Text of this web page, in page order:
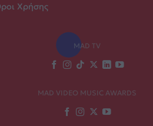
Χρήσης
MAD TV
MAD VIDEO MUSIC AWARDS